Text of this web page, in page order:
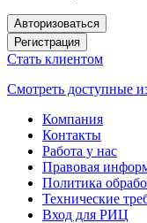
Авторизоваться
Регистрация
Стать клиентом
Смотреть доступные
Компания
Контакты
Работа у нас
Правовая
Политика
Технические
Вход для РИЦ